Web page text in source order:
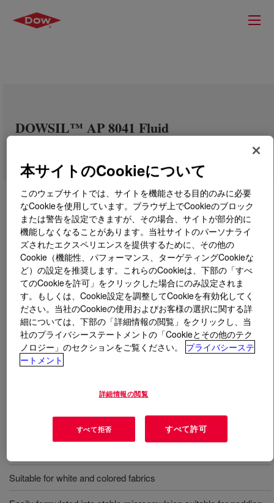
DOWSIL™ AP 8041 Fluid
とはDOWSIL™ AP 8041 Fluid?
A sustainable amino polymer softener.
Textile fabric and garment finishing
Textile finishing softener
Suitable for white and colored fabrics
本サイトのCookieについて
このウェブサイトでは、サイトを機能させる目的のみに必要
なCookieを使用しています。ブラウザ上でCookieのブロック
または警告を設定できますが、その場合、サイトが部分的に
機能しなくなることがあります。当社サイトのパーソナライ
ズされたエクスペリエンスを提供するために、その他の
Cookie（機能性、パフォーマンス、ターゲティングCookieな
ど）の設定を推奨します。これらのCookieは、下部の「すべ
てのCookieを許可」をクリックした場合にのみ設定されま
す。もしくは、Cookie設定を調整してCookieを有効化してく
ださい。当社のCookieの使用およびお客様の選択に関する詳
細については、下部の「詳細情報の閲覧」をクリックし、当
社のプライバシーステートメントの「Cookieとその他のテク
ノロジー」のセクションをご覧ください。
プライバシーステ
ートメント
詳細情報の閲覧
すべて拒否 すべて許可